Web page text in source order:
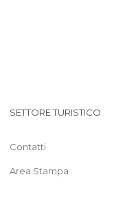
SETTORE TURISTICO
Contatti
Area Stampa